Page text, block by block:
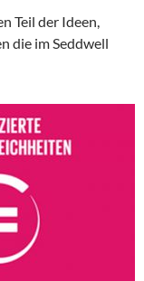
Teil der Ideen,
die im Seddwell